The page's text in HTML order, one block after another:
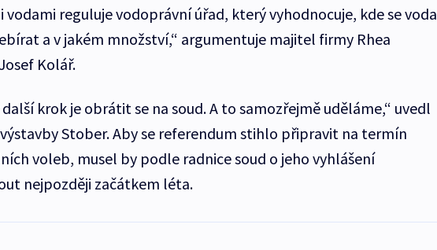
vodami reguluje vodoprávní úřad, který vyhodnocuje, kde se voda
a v jakém množství,“ argumentuje majitel firmy Rhea
Kolář.
krok je obrátit se na soud. A to samozřejmě uděláme,“ uvedl
Stober. Aby se referendum stihlo připravit na termín
voleb, musel by podle radnice soud o jeho vyhlášení
nejpozději začátkem léta.